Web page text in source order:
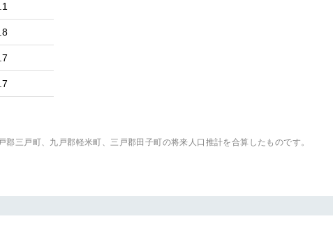
郡三戸町、九戸郡軽米町、三戸郡田子町の将来人口推計を合算したものです。